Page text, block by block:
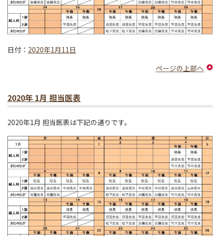
日付： 2020年1月11日
ページの上部へ
2020年 1月 担当医表
2020年1月 担当医表は下記の通りです。